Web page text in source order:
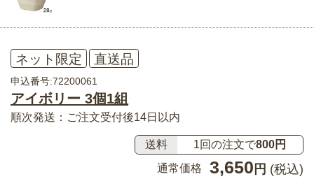
ネット限定 直送品
申込番号:72200061
アイボリー 3個1組
順次発送：ご注文受付後14日以内
送料 1回の注文で800円
通常価格
3,650 円 (税込)